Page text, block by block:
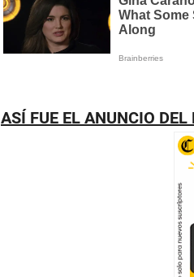
ASÍ FUE EL ANUNCIO